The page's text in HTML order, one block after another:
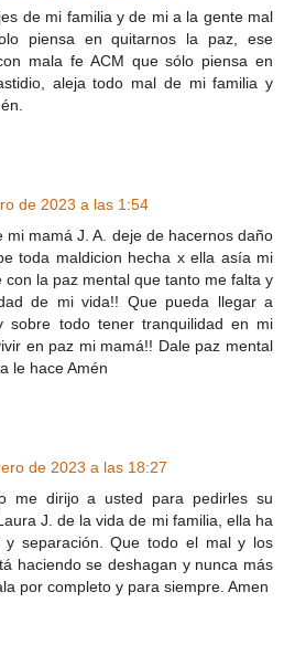
de mi familia y de mi a la gente mal
piensa en quitarnos la paz, ese
mala fe ACM que sólo piensa en
aleja todo mal de mi familia y
de 2023 a las 1:54
mi mamá J. A. deje de hacernos daño
toda maldicion hecha x ella asía mi
con la paz mental que tanto me falta y
de mi vida!! Que pueda llegar a
sobre todo tener tranquilidad en mi
en paz mi mamá!! Dale paz mental
le hace Amén
de 2023 a las 18:27
me dirijo a usted para pedirles su
J. de la vida de mi familia, ella ha
y separación. Que todo el mal y los
haciendo se deshagan y nunca más
por completo y para siempre. Amen